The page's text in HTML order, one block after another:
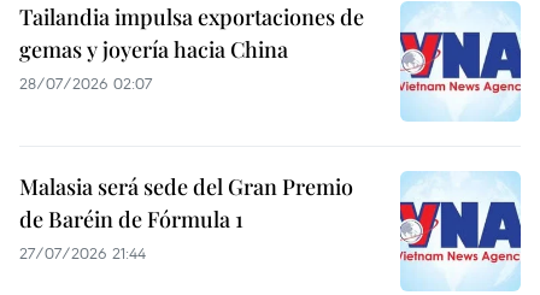
Tailandia impulsa exportaciones de
gemas y joyería hacia China
28/07/2026 02:07
Malasia será sede del Gran Premio
de Baréin de Fórmula 1
27/07/2026 21:44